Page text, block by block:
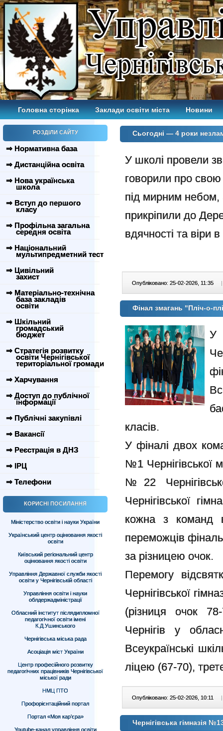
Головна сторінка Заклади освіти міста Новини
РОЗДІЛИ САЙТУ
⇒ Нормативна база
⇒ Дистанційна освіта
⇒ Нова українська
школа
⇒ Вступ до першого
класу
⇒ Профільна загальна
середня освіта
⇒ Національний
мультипредметний тест
⇒ Цивільний
захист
⇒ Матеріально-технічна
база закладів
освіти
⇒ Шкільний
громадський
бюджет
⇒ Стратегія розвитку
освіти Чернігівської
територіальної громади
⇒ Харчування
⇒ Доступ до публічної
інформації
⇒ Публічні закупівлі
⇒ Вакансії
⇒ Реєстрація в ДНЗ
⇒ ІРЦ
⇒ Телефони
КОРИСНІ ПОСИЛАННЯ
Міністерство освіти і науки України
Український центр оцінювання якості
освіти
Київський регіональний центр
оцінювання якості освіти
Управління Державної служби якості
освіти у Чернігівській області
Управління освіти і науки
облдержадміністрації
Обласний інститут післядипломної
педагогічної освіти імені
К.Д.Ушинського
Чернігівська міська рада
Асоціація міст України
Центр професійного розвитку
педагогічних працівників Чернігівської
міської ради
НМЦ ПТО
Профорієнтаційний портал
Портал «Моя кар’єра»
Youtube-канал управління освіти
Сьогодні — 4 роки
У школі провели
говорили про
під мирним небом,
прикріпили до
вдячності та віри
Опубліковано: 25-02-2026, 11:35 |
Фінал змагань "Пліч-о-
У
класів.
У фіналі двох
№1 Чернігівської
№22
Чернігівської
кожна з команд
переможців
за різницею очок.
Перемогу
Чернігівської
(різниця очок
Чернігів у
Всеукраїнські
ліцею (67-70),
Опубліковано: 25-02-2026, 10:11 |
Чернігівська гімназія